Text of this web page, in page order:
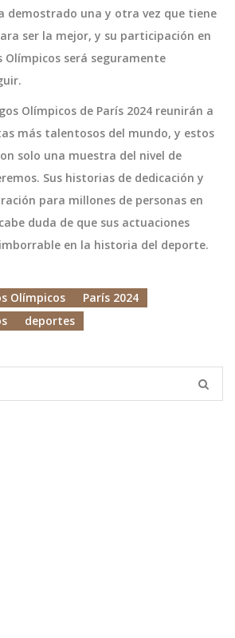
demostrado una y otra vez que tiene
ser la mejor, y su participación en
Olímpicos será seguramente
Olímpicos de París 2024 reunirán a
más talentosos del mundo, y estos
solo una muestra del nivel de
Sus historias de dedicación y
para millones de personas en
duda de que sus actuaciones
en la historia del deporte.
Olímpicos
París 2024
deportes